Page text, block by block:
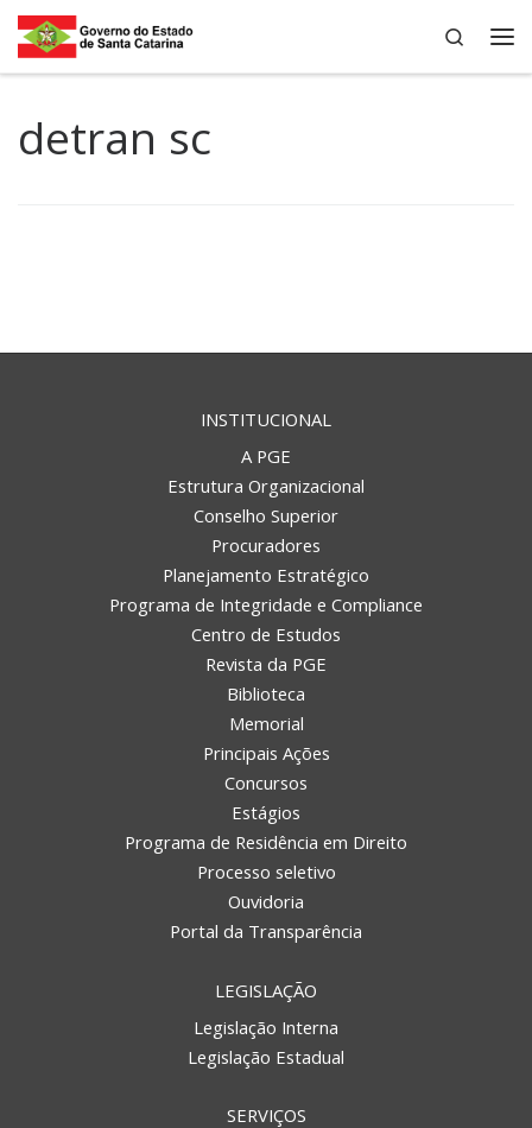
Skip to content
Search
detran sc
INSTITUCIONAL
A PGE
Estrutura Organizacional
Conselho Superior
Procuradores
Planejamento Estratégico
Programa de Integridade e Compliance
Centro de Estudos
Revista da PGE
Biblioteca
Memorial
Principais Ações
Concursos
Estágios
Programa de Residência em Direito
Processo seletivo
Ouvidoria
Portal da Transparência
LEGISLAÇÃO
Legislação Interna
Legislação Estadual
SERVIÇOS